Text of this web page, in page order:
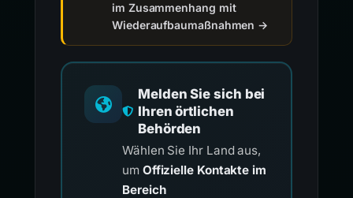
im Zusammenhang mit
Wiederaufbaumaßnahmen →
Melden Sie sich bei
Ihren örtlichen
Behörden
Wählen Sie Ihr Land aus,
um Offizielle Kontakte im
Bereich